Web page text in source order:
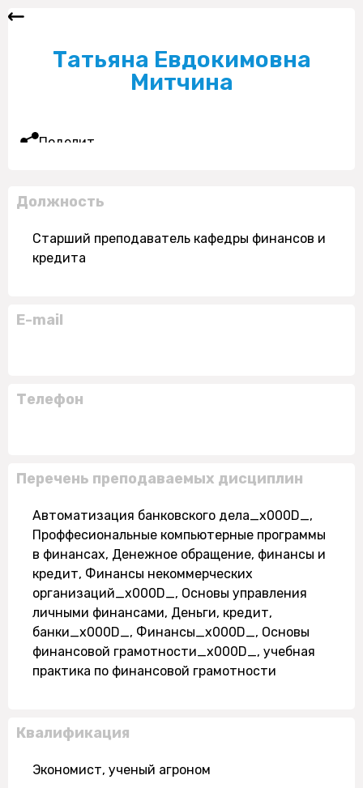
Татьяна Евдокимовна
Митчина
Поделиться
Должность
Старший преподаватель кафедры финансов и
кредита
E-mail
Телефон
Перечень преподаваемых дисциплин
Автоматизация банковского дела_x000D_,
Проффесиональные компьютерные программы
в финансах, Денежное обращение, финансы и
кредит, Финансы некоммерческих
организаций_x000D_, Основы управления
личными финансами, Деньги, кредит,
банки_x000D_, Финансы_x000D_, Основы
финансовой грамотности_x000D_, учебная
практика по финансовой грамотности
Квалификация
Экономист, ученый агроном